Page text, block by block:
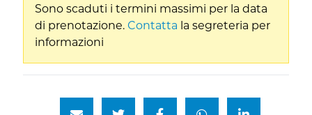
Sono scaduti i termini massimi per la data
di prenotazione.Contatta la segreteria per
informazioni